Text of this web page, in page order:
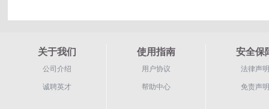
关于我们
公司介绍
诚聘英才
使用指南
用户协议
帮助中心
安全保
法律声明
免责声明